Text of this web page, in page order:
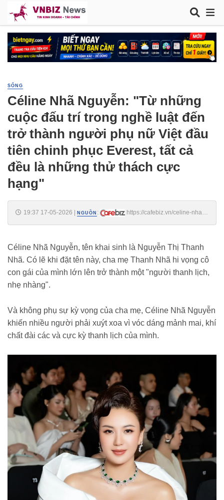
SỐNG
Céline Nhã Nguyễn: "Từ những
cuộc đấu trí trong nghề luật đến
trở thành người phụ nữ Việt đầu
tiên chinh phục Everest, tất cả
đều là những thử thách cực
hạng"
19:37 17-05-2026 NGUỒN :
https://cafebiz.vn/celine-nha-
Céline Nhã Nguyễn, tên khai sinh là Nguyễn Thị Thanh
Nhã. Có lẽ khi đặt tên này, cha mẹ Thanh Nhã hi vọng cô
con gái của mình lớn lên trở thành một "người thanh lịch,
nhẹ nhàng".
Và không phụ sự kỳ vọng của cha mẹ, Céline Nhã Nguyễn
khiến nhiều người phải xuýt xoa vì vóc dáng mảnh mai, khí
chất đài các và cực kỳ thanh lịch của mình.